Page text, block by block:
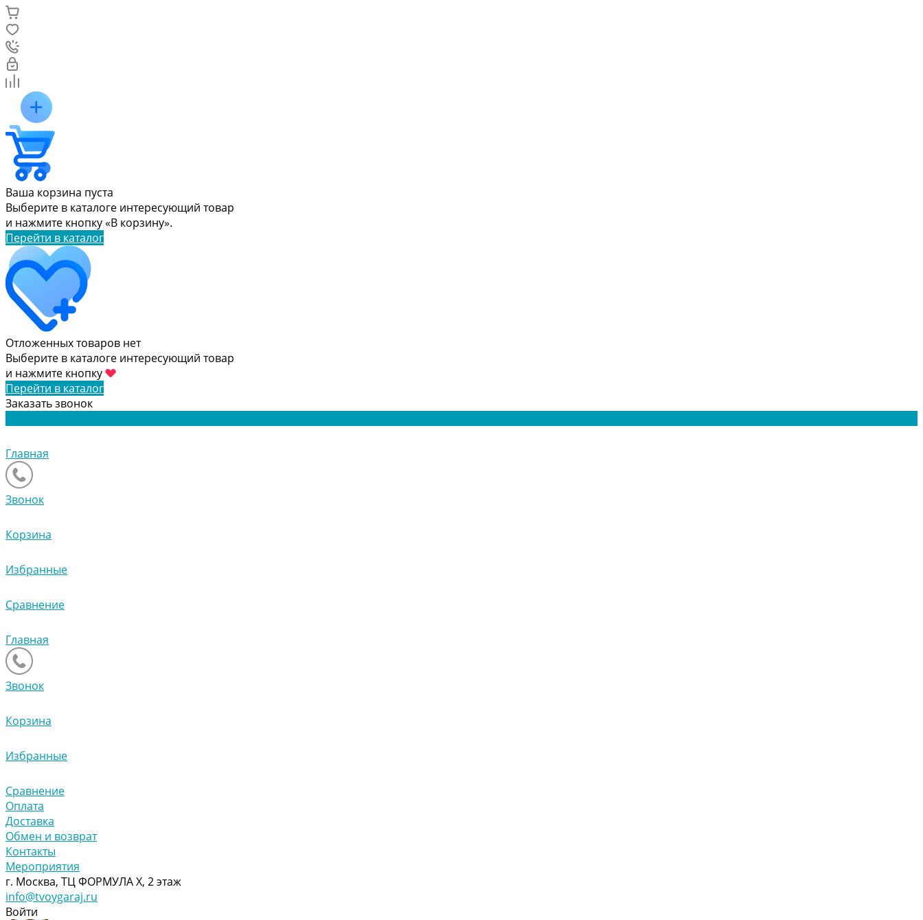
Ваша корзина пуста
Выберите в каталоге интересующий товар
и нажмите кнопку «В корзину».
Перейти в каталог
Отложенных товаров нет
Выберите в каталоге интересующий товар
и нажмите кнопку
Перейти в каталог
Заказать звонок
Главная
Звонок
Корзина
Избранные
Сравнение
Главная
Звонок
Корзина
Избранные
Сравнение
Оплата
Доставка
Обмен и возврат
Контакты
Мероприятия
г. Москва, ТЦ ФОРМУЛА Х, 2 этаж
info@tvoygaraj.ru
Войти